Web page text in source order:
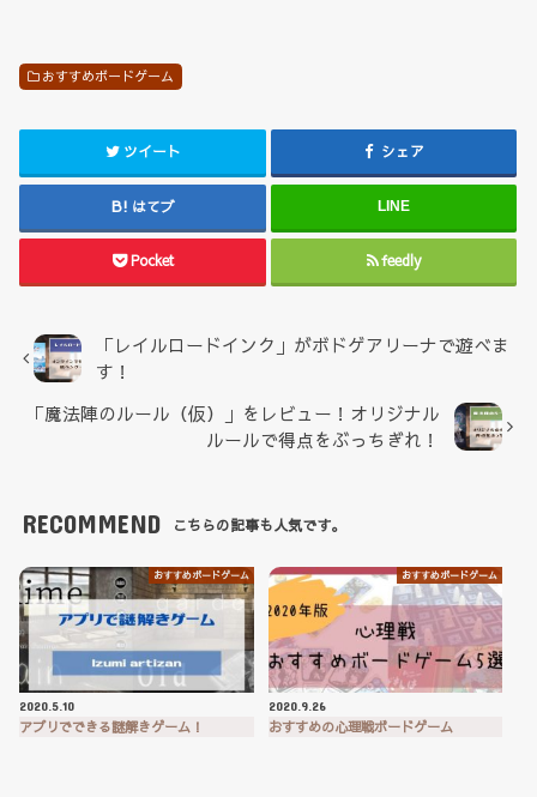
おすすめボードゲーム
ツイート シェア
はてブ LINE
Pocket feedly
「レイルロードインク」がボドゲアリーナで遊べま
す！
「魔法陣のルール（仮）」をレビュー！オリジナル
ルールで得点をぶっちぎれ！
RECOMMEND こちらの記事も人気です。
おすすめボードゲーム
2020.5.10
アプリでできる謎解きゲーム！
おすすめボードゲーム
2020.9.26
おすすめの心理戦ボードゲーム